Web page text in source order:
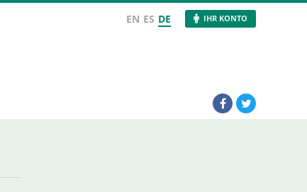
EN ES DE IHR KONTO